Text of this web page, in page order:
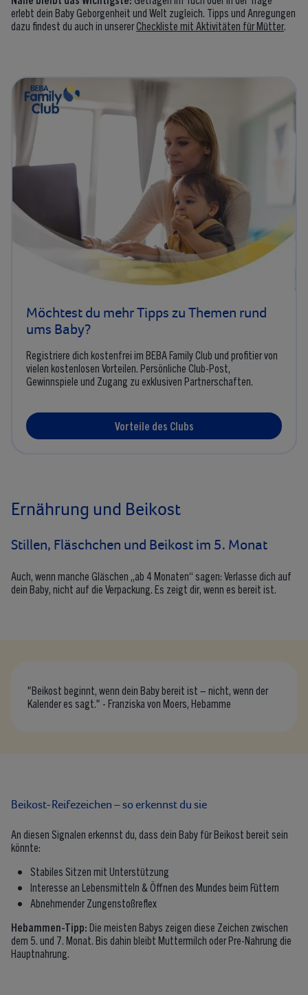
erlebt dein Baby Geborgenheit und Welt zugleich. Tipps und Anregungen
dazu findest du auch in unsererCheckliste mit Aktivitäten für Mütter.
Möchtest du mehr Tipps zu Themen rund
ums Baby?
Registriere dich kostenfrei im BEBA Family Club und profitier von
vielen kostenlosen Vorteilen. Persönliche Club-Post,
Gewinnspiele und Zugang zu exklusiven Partnerschaften.
Vorteile des Clubs
Ernährung und Beikost
Stillen, Fläschchen und Beikost im 5. Monat
Auch, wenn manche Gläschen „ab 4 Monaten“ sagen: Verlasse dich auf
dein Baby, nicht auf die Verpackung. Es zeigt dir, wenn es bereit ist.
"Beikost beginnt, wenn dein Baby bereit ist – nicht, wenn der
Kalender es sagt." - Franziska von Moers, Hebamme
Beikost-Reifezeichen – so erkennst du sie
An diesen Signalen erkennst du, dass dein Baby für Beikost bereit sein
könnte:
Stabiles Sitzen mit Unterstützung
Interesse an Lebensmitteln & Öffnen des Mundes beim Füttern
Abnehmender Zungenstoßreflex
Hebammen-Tipp: Die meisten Babys zeigen diese Zeichen zwischen
dem 5. und 7. Monat. Bis dahin bleibt Muttermilch oder Pre-Nahrung die
Hauptnahrung.